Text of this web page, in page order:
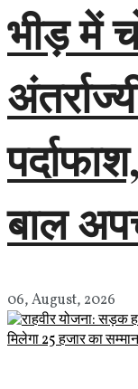
भीड़ में
बाल
06, August, 2026